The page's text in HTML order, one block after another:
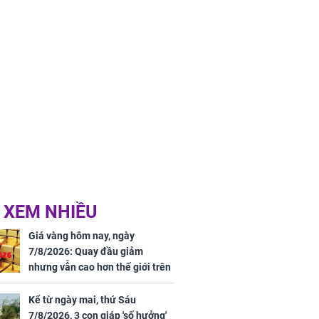
NHIỀU
Giá vàng hôm nay, ngày
7/8/2026: Quay đầu giảm
nhưng vẫn cao hơn thế giới trên
7 triệu đồng
Kể từ ngày mai, thứ Sáu
7/8/2026, 3 con giáp 'số hưởng'